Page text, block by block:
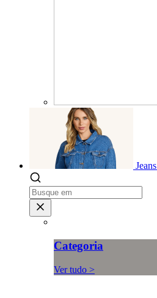
Jeans
Categoria
Ver tudo >